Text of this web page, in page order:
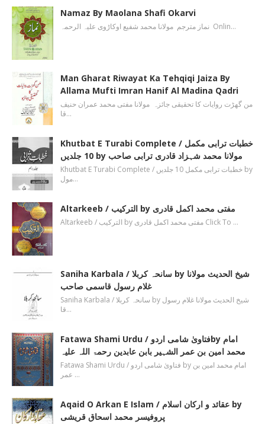
Namaz By Maolana Shafi Okarvi
نماز مترجم مولانا محمد شفیع اوکاڑوی علیہ الرحمہ Onlin…
Man Gharat Riwayat Ka Tehqiqi Jaiza By
Allama Mufti Imran Hanif Al Madina Qadri
من گھڑت روایات کا تحقیقی جائزہ مولانا مفتی محمد عمران حنیف
قا…
Khutbat E Turabi Complete / خطبات ترابی مکمل
10 جلدیں by مولانا محمد شہزاد قادری ترابی صاحب
Khutbat E Turabi Complete / خطبات ترابی مکمل 10 جلدیں by
مول…
Altarkeeb / الترکیب by مفتی محمد اکمل قادری
Altarkeeb / الترکیب by مفتی محمد اکمل قادری Click To …
Saniha Karbala / سانحہ کربلا by شیخ الحدیث مولانا
غلام رسول قاسمی صاحب
Saniha Karbala / سانحہ کربلا by شیخ الحدیث مولانا غلام رسول
قا…
Fatawa Shami Urdu / فتاویٰ شامی اردوby امام
محمد امین بن عمر الشہیر بابن عابدین رحمۃ اللہ علیہ
Fatawa Shami Urdu / فتاویٰ شامی اردو by امام محمد امین بن
عمر …
Aqaid O Arkan E Islam / عقائد و ارکان اسلام by
پروفیسر محمد اسحاق قریشی